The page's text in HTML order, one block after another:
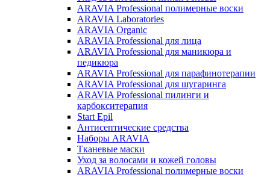
ARAVIA Professional полимерные воски
ARAVIA Laboratories
ARAVIA Organic
ARAVIA Professional для лица
ARAVIA Professional для маникюра и
педикюра
ARAVIA Professional для парафинотерапии
ARAVIA Professional для шугаринга
ARAVIA Professional пилинги и
карбокситерапия
Start Epil
Антисептические средства
Наборы ARAVIA
Тканевые маски
Уход за волосами и кожей головы
ARAVIA Professional полимерные воски